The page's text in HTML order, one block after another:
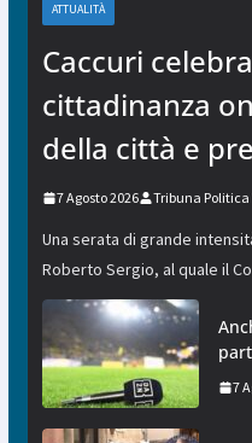
ATTUALITÀ
Caccuri
cittadinanza
della città e
7 Agosto 2026 Tribuna Politica
Una serata di grande
Roberto Sergio, al quale il
7